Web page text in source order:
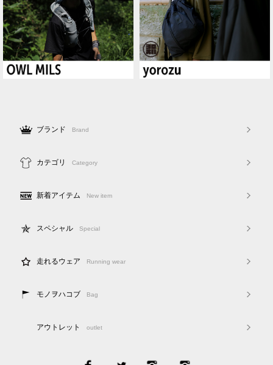
ブランド Brand
カテゴリ Category
新着アイテム New item
スペシャル Special
走れるウェア Running wear
モノヲハコブ Bag
アウトレット outlet